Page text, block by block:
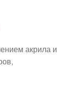
акрила и